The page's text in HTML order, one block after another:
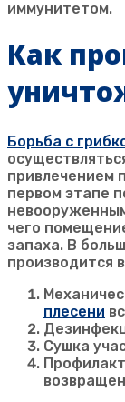
иммунитетом.
Как
Борьба с
привлечением
первом этапе
чего
запаха. В
производится
плесени
Сушка